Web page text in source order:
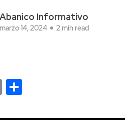
Abanico Informativo
marzo 14, 2024 2 min read
Email